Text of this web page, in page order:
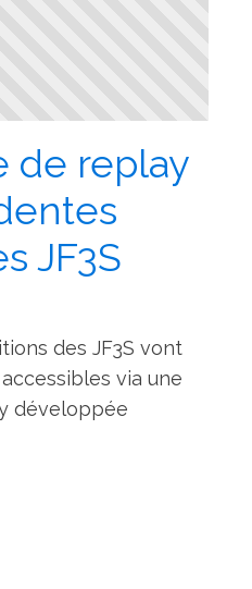
de replay
JF3S
des JF3S vont
via une
développée